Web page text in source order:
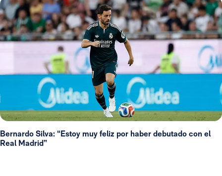
Bernardo Silva: “Estoy muy feliz por haber debutado con el
Real Madrid”